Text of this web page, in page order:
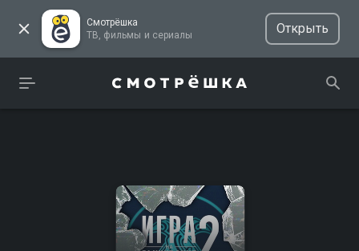
Смотрёшка
ТВ, фильмы и сериалы
Открыть